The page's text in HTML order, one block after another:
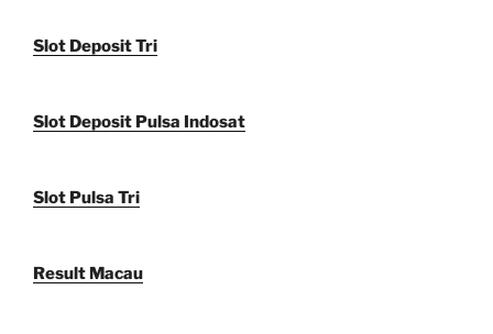
Slot Deposit Tri
Slot Deposit Pulsa Indosat
Slot Pulsa Tri
Result Macau